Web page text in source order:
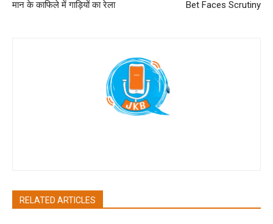
मान के काफिले में गाड़ियों का रेला
Bet Faces Scrutiny
RELATED ARTICLES